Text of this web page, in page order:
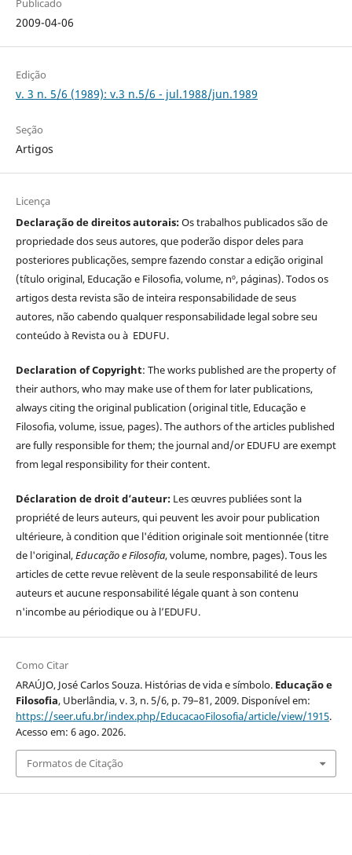
Publicado
2009-04-06
Edição
v. 3 n. 5/6 (1989): v.3 n.5/6 - jul.1988/jun.1989
Seção
Artigos
Licença
Declaração de direitos autorais:Os trabalhos publicados são de
propriedade dos seus autores, que poderão dispor deles para
posteriores publicações, sempre fazendo constar a edição original
(título original, Educação e Filosofia, volume, nº, páginas). Todos os
artigos desta revista são de inteira responsabilidade de seus
autores, não cabendo qualquer responsabilidade legal sobre seu
conteúdo à Revista ou à EDUFU.
Declaration of Copyright: The works published are the property of
their authors, who may make use of them for later publications,
always citing the original publication (original title, Educação e
Filosofia, volume, issue, pages). The authors of the articles published
are fully responsible for them; the journal and/or EDUFU are exempt
from legal responsibility for their content.
Déclaration de droit d’auteur: Les œuvres publiées sont la
propriété de leurs auteurs, qui peuvent les avoir pour publication
ultérieure, à condition que l'édition originale soit mentionnée (titre
de l'original,Educação e Filosofia, volume, nombre, pages). Tous les
articles de cette revue relèvent de la seule responsabilité de leurs
auteurs et aucune responsabilité légale quant à son contenu
n'incombe au périodique ou à l’EDUFU.
Como Citar
ARAÚJO, José Carlos Souza. Histórias de vida e símbolo. Educação e
Filosofia, Uberlândia, v. 3, n. 5/6, p. 79–81, 2009. Disponível em:
https://seer.ufu.br/index.php/EducacaoFilosofia/article/view/1915.
Acesso em: 6 ago. 2026.
Formatos de Citação